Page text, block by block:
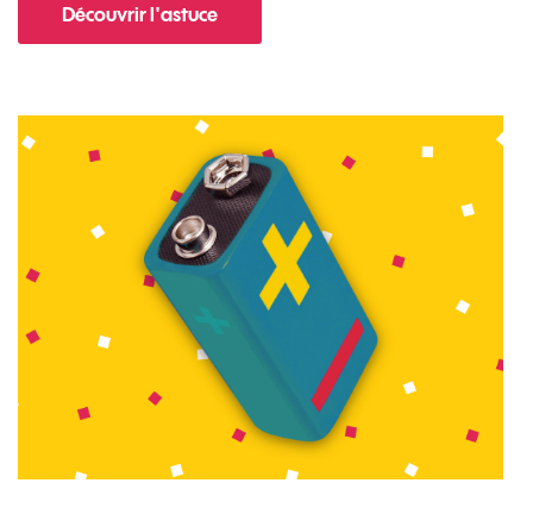
Découvrir l'astucepour Comment libérer de l'espace sur votre